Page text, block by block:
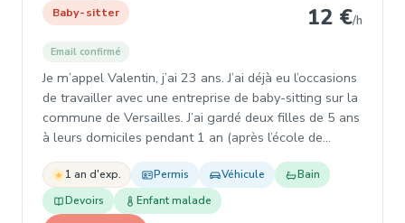
Baby-sitter 12 €/h
Email confirmé
Je m’appel Valentin, j’ai 23 ans. J’ai déjà eu l’occasions
de travailler avec une entreprise de baby-sitting sur la
commune de Versailles. J’ai gardé deux filles de 5 ans
à leurs domiciles pendant 1 an (après l’école de…
1 an d'exp. Permis Véhicule
Bain
Devoirs
Enfant malade